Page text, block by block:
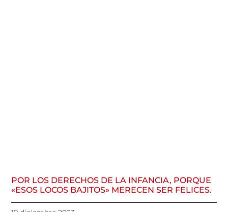
POR LOS DERECHOS DE LA INFANCIA, PORQUE
«ESOS LOCOS BAJITOS» MERECEN SER FELICES.